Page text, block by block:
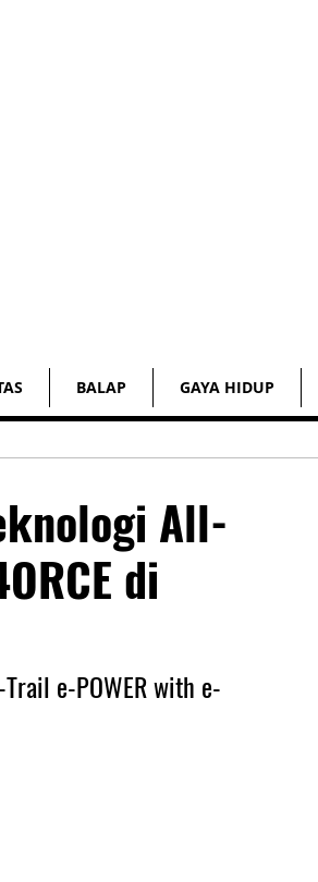
BALAP GAYA HIDUP
All-
di
e-POWER with e-